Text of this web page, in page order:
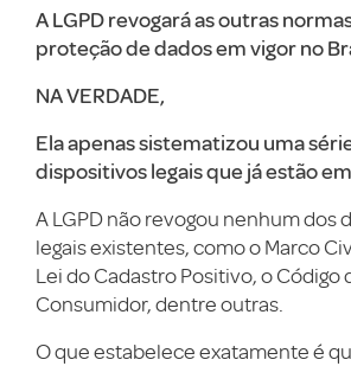
A LGPD revogará as outras
proteção de dados em vigor no
NA VERDADE,
Ela apenas sistematizou uma
dispositivos legais que já estão
A LGPD não revogou nenhum dos
legais existentes, como o Marco
Lei do Cadastro Positivo, o Código
Consumidor, dentre outras.
O que estabelece exatamente é